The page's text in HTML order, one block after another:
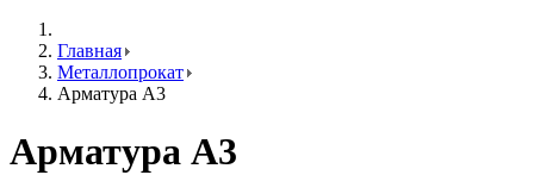
Главная
Металлопрокат
Арматура А3
Арматура А3